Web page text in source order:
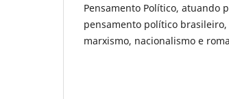
Pensamento Político, atuando
pensamento político
marxismo, nacionalismo e